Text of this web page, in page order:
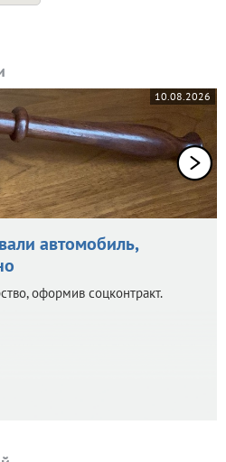
10.08.2026
автомобиль,
оформив соцконтракт.